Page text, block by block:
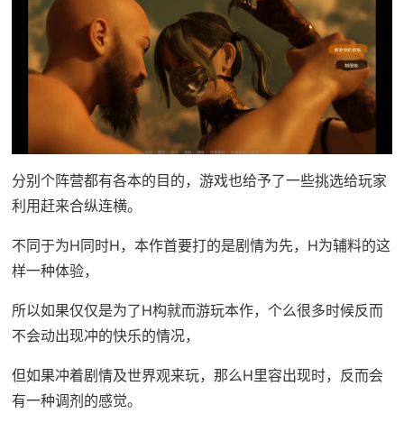
分别个阵营都有各本的目的，游戏也给予了一些挑选给玩家
利用赶来合纵连横。
不同于为H同时H，本作首要打的是剧情为先，H为辅料的这
样一种体验，
所以如果仅仅是为了H构就而游玩本作，个么很多时候反而
不会动出现冲的快乐的情况，
但如果冲着剧情及世界观来玩，那么H里容出现时，反而会
有一种调剂的感觉。